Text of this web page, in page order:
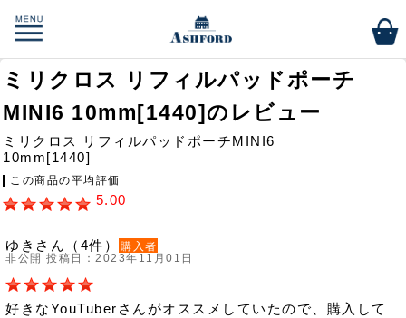
ミリクロス リフィルパッドポーチ
MINI6 10mm[1440]のレビュー
ミリクロス リフィルパッドポーチMINI6
10mm[1440]
この商品の平均評価
5.00
ゆきさん（4件）
購入者
非公開 投稿日：2023年11月01日
好きなYouTuberさんがオススメしていたので、購入して